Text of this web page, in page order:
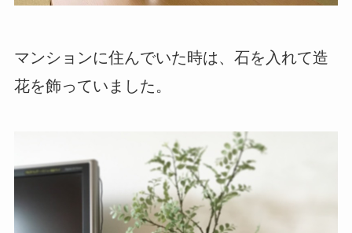
マンションに住んでいた時は、石を入れて造
花を飾っていました。